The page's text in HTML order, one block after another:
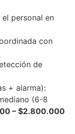
personal en
con
de
+ alarma):
(6-8
– $2.800.000